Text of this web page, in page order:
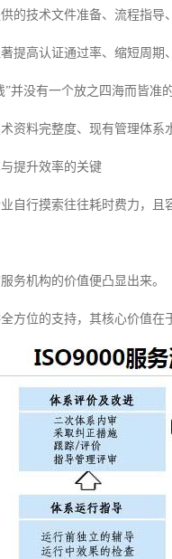
的技术文件准备、流程指导
提高认证通过率、缩短周期
并没有一个放之四海而皆准的
资料完整度、现有管理体系
提升效率的关键
自行摸索往往耗时费力，
务机构的价值便凸显出来。
方位的支持，其核心价值在